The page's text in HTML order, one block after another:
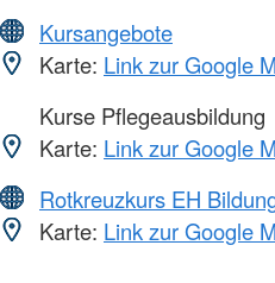
Kursangebote
Karte: Link zur Google
Kurse Pflegeausbildung
Karte: Link zur Google
Rotkreuzkurs EH
Karte: Link zur Google